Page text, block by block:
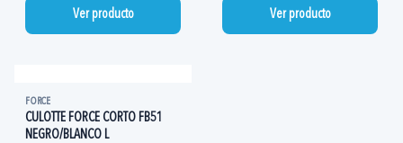
Ver producto Ver producto
FORCE
CULOTTE FORCE CORTO FB51
NEGRO/BLANCO L